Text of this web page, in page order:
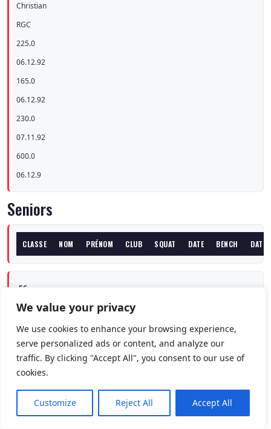
We value your privacy
We use cookies to enhance your browsing experience,
serve personalized ads or content, and analyze our
traffic. By clicking "Accept All", you consent to our use of
cookies.
Customize Reject All Accept All
Christian
RGC
225.0
06.12.92
165.0
06.12.92
230.0
07.11.92
600.0
06.12.9
Seniors
CLASSE NOM PRÉNOM CLUB SQUAT DATE BENCH DATE
-56
Schartz
Christian
CAD-Power
147.5
24.11.90